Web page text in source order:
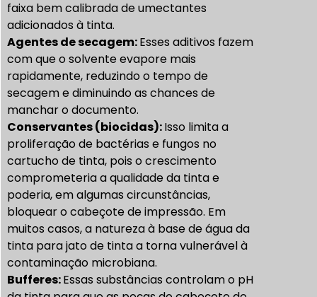
faixa bem calibrada de umectantes
adicionados à tinta.
Agentes de secagem:Esses aditivos fazem
com que o solvente evapore mais
rapidamente, reduzindo o tempo de
secagem e diminuindo as chances de
manchar o documento.
Conservantes (biocidas):Isso limita a
proliferação de bactérias e fungos no
cartucho de tinta, pois o crescimento
comprometeria a qualidade da tinta e
poderia, em algumas circunstâncias,
bloquear o cabeçote de impressão. Em
muitos casos, a natureza à base de água da
tinta para jato de tinta a torna vulnerável à
contaminação microbiana.
Bufferes:Essas substâncias controlam o pH